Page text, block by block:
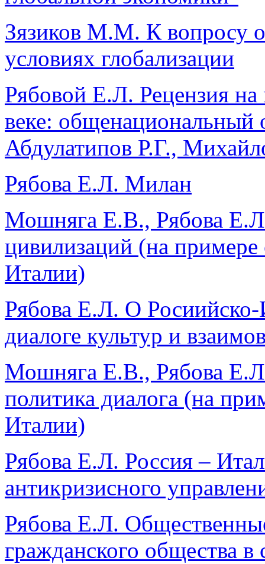
Зязиков М.М. К вопросу о
условиях глобализации
Рябовой Е.Л. Рецензия
веке: общенациональный
Абдулатипов Р.Г.,
Рябова Е.Л. Милан
Мошняга Е.В., Рябова
цивилизаций (на примере
Италии)
Рябова Е.Л. О
диалоге культур и
Мошняга Е.В., Рябова
политика диалога (на
Италии)
Рябова Е.Л. Россия –
антикризисного
Рябова Е.Л.
гражданского общества